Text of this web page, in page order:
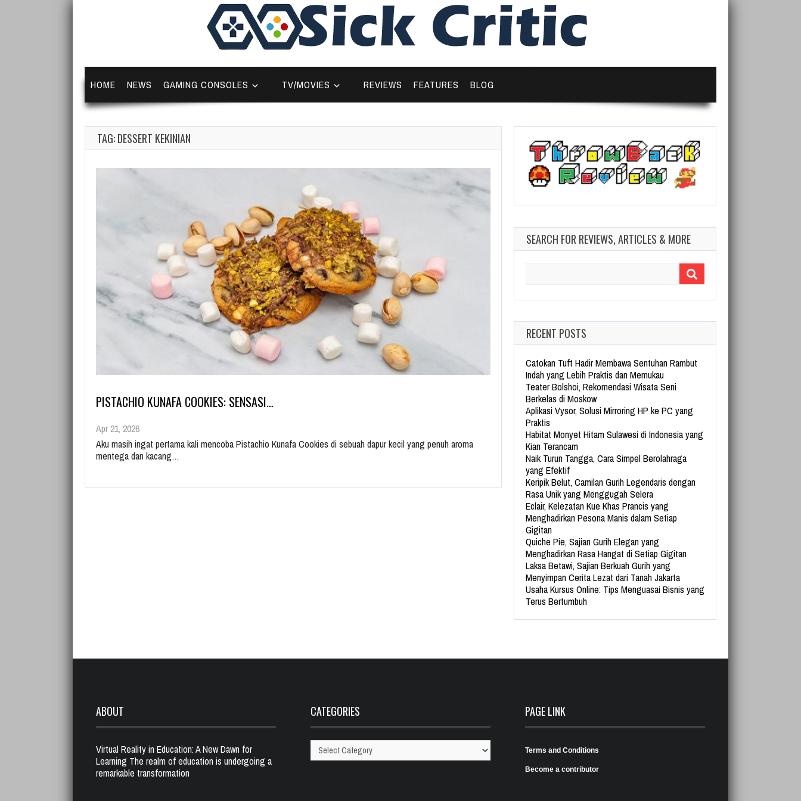
HOME NEWS GAMING CONSOLES TV/MOVIES REVIEWS FEATURES BLOG
TAG: DESSERT KEKINIAN
PISTACHIO KUNAFA COOKIES: SENSASI…
Apr 21, 2026
Aku masih ingat pertama kali mencoba Pistachio Kunafa Cookies di sebuah dapur kecil yang penuh aroma
mentega dan kacang…
SEARCH FOR REVIEWS, ARTICLES & MORE
RECENT POSTS
Catokan Tuft Hadir Membawa Sentuhan Rambut
Indah yang Lebih Praktis dan Memukau
Teater Bolshoi, Rekomendasi Wisata Seni
Berkelas di Moskow
Aplikasi Vysor, Solusi Mirroring HP ke PC yang
Praktis
Habitat Monyet Hitam Sulawesi di Indonesia yang
Kian Terancam
Naik Turun Tangga, Cara Simpel Berolahraga
yang Efektif
Keripik Belut, Camilan Gurih Legendaris dengan
Rasa Unik yang Menggugah Selera
Eclair, Kelezatan Kue Khas Prancis yang
Menghadirkan Pesona Manis dalam Setiap
Gigitan
Quiche Pie, Sajian Gurih Elegan yang
Menghadirkan Rasa Hangat di Setiap Gigitan
Laksa Betawi, Sajian Berkuah Gurih yang
Menyimpan Cerita Lezat dari Tanah Jakarta
Usaha Kursus Online: Tips Menguasai Bisnis yang
Terus Bertumbuh
ABOUT
Virtual Reality in Education: A New Dawn for
Learning The realm of education is undergoing a
remarkable transformation
CATEGORIES
Categories
PAGE LINK
Terms and Conditions
Become a contributor